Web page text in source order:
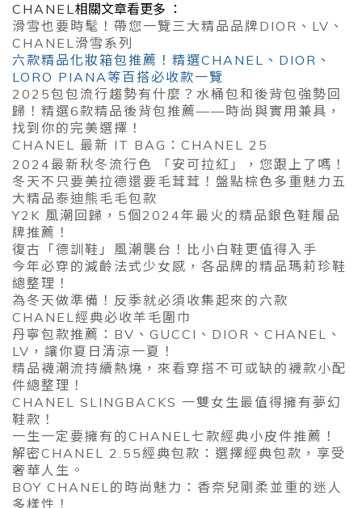
CHANEL相關文章看更多 ：
滑雪也要時髦！帶您一覽三大精品品牌DIOR、LV、
CHANEL滑雪系列
六款精品化妝箱包推薦！精選CHANEL、DIOR、
LORO PIANA等百搭必收款一覽
2025包包流行趨勢有什麼？水桶包和後背包強勢回
歸！精選6款精品後背包推薦——時尚與實用兼具，
找到你的完美選擇！
CHANEL 最新 IT BAG：CHANEL 25
2024最新秋冬流行色 「安可拉紅」，您跟上了嗎！
冬天不只要美拉德還要毛茸茸！盤點棕色多重魅力五
大精品泰迪熊毛毛包款
Y2K 風潮回歸，5個2024年最火的精品銀色鞋履品
牌推薦！
復古「德訓鞋」風潮襲台！比小白鞋更值得入手
今年必穿的減齡法式少女感，各品牌的精品瑪莉珍鞋
總整理！
為冬天做準備！反季就必須收集起來的六款
CHANEL經典必收羊毛圍巾
丹寧包款推薦：BV、GUCCI、DIOR、CHANEL、
LV，讓你夏日清涼一夏！
精品襪潮流持續熱燒，來看穿搭不可或缺的襪款小配
件總整理！
CHANEL SLINGBACKS 一雙女生最值得擁有夢幻
鞋款！
一生一定要擁有的CHANEL七款經典小皮件推薦！
解密CHANEL 2.55經典包款：選擇經典包款，享受
奢華人生。
BOY CHANEL的時尚魅力：香奈兒剛柔並重的迷人
多樣性！